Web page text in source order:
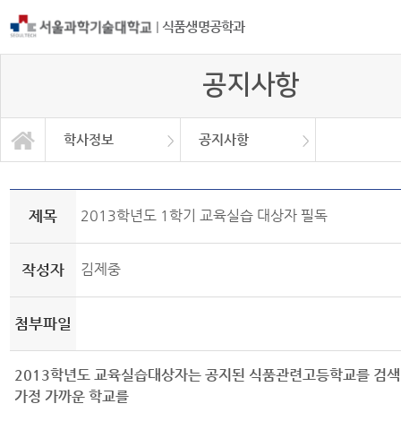
| 식품생명공학과
공지사항
학사정보 공지사항
학과소개
교과과정
학사정보
대학원
정보광장
커뮤니티
학사일정
공지사항
자유게시판
취업정보
Q&A
제목 2013학년도 1학기 교육실습 대상자 필독
작성자 김제중
첨부파일
2013학년도 교육실습대상자는 공지된 식품관련고등학교를 검
가정 가까운 학교를